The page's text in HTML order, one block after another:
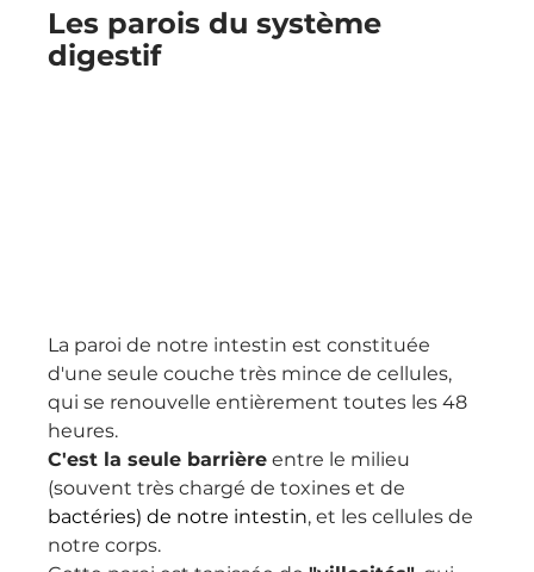
Les parois du système
digestif
La paroi de notre intestin est constituée
d'une seule couche très mince de cellules,
qui se renouvelle entièrement toutes les 48
heures.
C'est la seule barrière entre le milieu
(souvent très chargé de toxines et de
bactéries) de notre intestin, et les cellules de
notre corps.